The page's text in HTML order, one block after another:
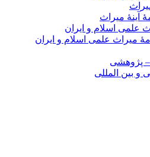
آینۀ میراث
علمی اسلام و ایران
میراث علمی اسلام و ایران
پژوهشی
و بین المللی